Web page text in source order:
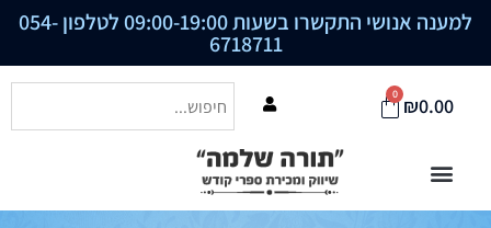
למענה אנושי התקשרו בשעות 09:00-19:00 לטלפון 054-
6718711
₪0.00
0